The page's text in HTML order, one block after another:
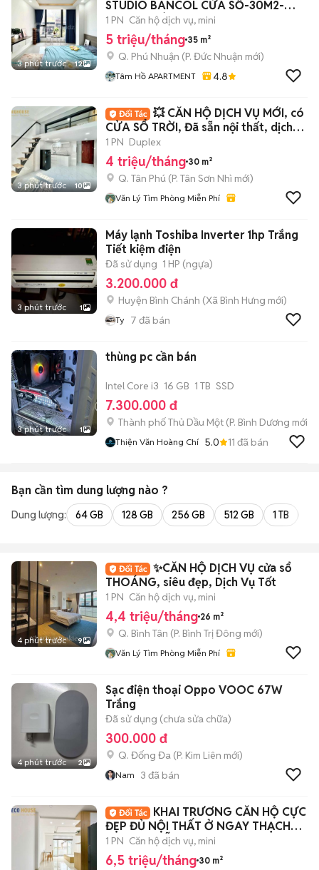
3 phút trước 12
STUDIO BANCOL CỬA SỔ-30M2-
THANG MÁY-CV GIA ĐỊNH
1 PN Căn hộ dịch vụ, mini
5 triệu/tháng 35 m²
Q. Phú Nhuận (P. Đức Nhuận mới)
Tâm Hồ APARTMENT 4.8
3 phút trước 10
💥 CĂN HỘ DỊCH VỤ MỚI, có
CỬA SỔ TRỜI, Đã sẵn nội thất, dịch
vụ tốt
1 PN Duplex
4 triệu/tháng 30 m²
Q. Tân Phú (P. Tân Sơn Nhì mới)
Văn Lý Tìm Phòng Miễn Phí
3 phút trước 1
Máy lạnh Toshiba Inverter 1hp Trắng
Tiết kiệm điện
Đã sử dụng 1 HP (ngựa)
3.200.000 đ
Huyện Bình Chánh (Xã Bình Hưng mới)
Ty 7 đã bán
3 phút trước 1
thùng pc cần bán
Intel Core i3 16 GB 1 TB SSD
7.300.000 đ
Thành phố Thủ Dầu Một (P. Bình Dương mới)
Thiện Văn Hoàng Chí 5.0 11 đã bán
Bạn cần tìm dung lượng nào ?
Dung lượng: 64 GB 128 GB 256 GB 512 GB 1 TB
4 phút trước 9
✨CĂN HỘ DỊCH VỤ cửa sổ
THOÁNG, siêu đẹp, Dịch Vụ Tốt
1 PN Căn hộ dịch vụ, mini
4,4 triệu/tháng 26 m²
Q. Bình Tân (P. Bình Trị Đông mới)
Văn Lý Tìm Phòng Miễn Phí
4 phút trước 2
Sạc điện thoại Oppo VOOC 67W
Trắng
Đã sử dụng (chưa sửa chữa)
300.000 đ
Q. Đống Đa (P. Kim Liên mới)
Nam 3 đã bán
KHAI TRƯƠNG CĂN HỘ CỰC
ĐẸP ĐỦ NỘI THẤT Ở NGAY THẠCH
LAM NGUYỄN SƠN
1 PN Căn hộ dịch vụ, mini
6,5 triệu/tháng 30 m²